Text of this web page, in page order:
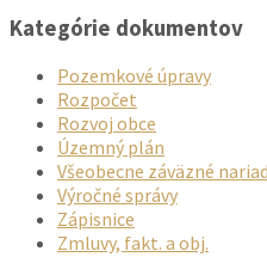
Kategórie dokumentov
Pozemkové úpravy
Rozpočet
Rozvoj obce
Územný plán
Všeobecne záväzné
Výročné správy
Zápisnice
Zmluvy, fakt. a obj.